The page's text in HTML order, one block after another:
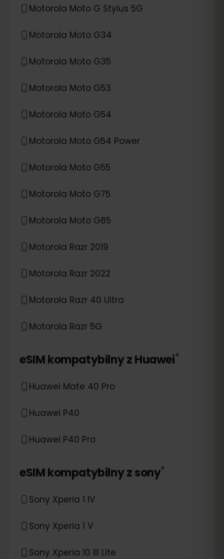
Motorola Moto G Stylus 5G
Motorola Moto G34
Motorola Moto G35
Motorola Moto G53
Motorola Moto G54
Motorola Moto G54 Power
Motorola Moto G55
Motorola Moto G75
Motorola Moto G85
Motorola Razr 2019
Motorola Razr 2022
Motorola Razr 40 Ultra
Motorola Razr 5G
eSIM kompatybilny zHuawei*
Huawei Mate 40 Pro
Huawei P40
Huawei P40 Pro
eSIM kompatybilny zsony*
Sony Xperia 1 IV
Sony Xperia 1 V
Sony Xperia 10 III Lite